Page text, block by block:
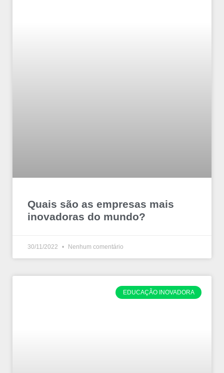
Quais são as empresas mais
inovadoras do mundo?
30/11/2022 Nenhum comentário
EDUCAÇÃO INOVADORA